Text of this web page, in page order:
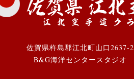
佐賀県杵島郡江北町山口2637-2
B&G海洋センタースタジオ